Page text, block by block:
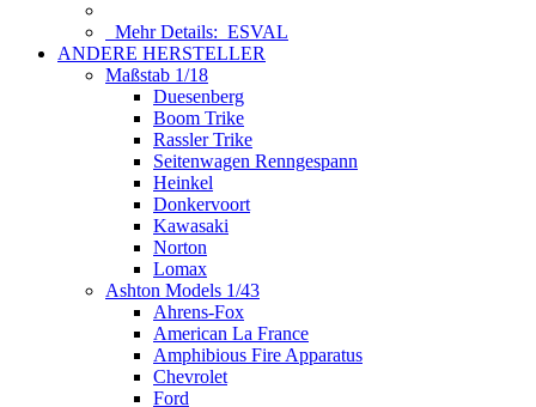
Mehr Details: ESVAL
ANDERE HERSTELLER
Maßstab 1/18
Duesenberg
Boom Trike
Rassler Trike
Seitenwagen Renngespann
Heinkel
Donkervoort
Kawasaki
Norton
Lomax
Ashton Models 1/43
Ahrens-Fox
American La France
Amphibious Fire Apparatus
Chevrolet
Ford